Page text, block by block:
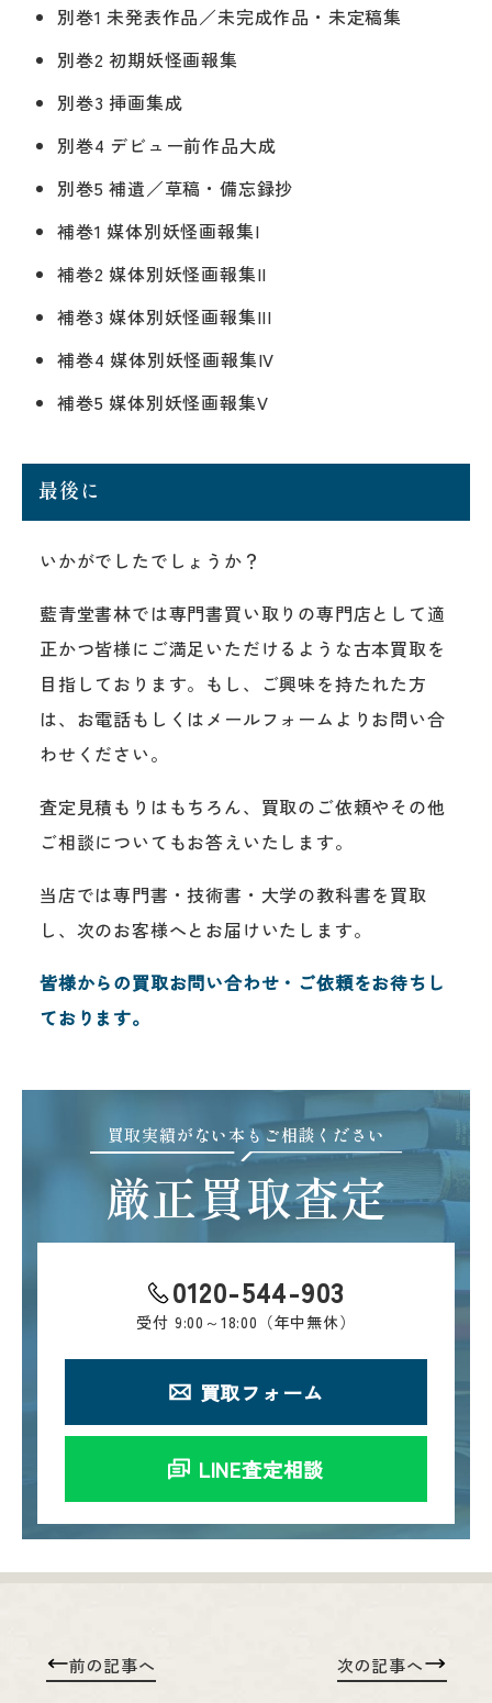
別巻1 未発表作品／未完成作品・未定稿集
別巻2 初期妖怪画報集
別巻3 挿画集成
別巻4 デビュー前作品大成
別巻5 補遺／草稿・備忘録抄
補巻1 媒体別妖怪画報集I
補巻2 媒体別妖怪画報集II
補巻3 媒体別妖怪画報集III
補巻4 媒体別妖怪画報集IV
補巻5 媒体別妖怪画報集V
最後に
いかがでしたでしょうか？
藍青堂書林では専門書買い取りの専門店として適
正かつ皆様にご満足いただけるような古本買取を
目指しております。もし、ご興味を持たれた方
は、お電話もしくはメールフォームよりお問い合
わせください。
査定見積もりはもちろん、買取のご依頼やその他
ご相談についてもお答えいたします。
当店では専門書・技術書・大学の教科書を買取
し、次のお客様へとお届けいたします。
皆様からの買取お問い合わせ・ご依頼をお待ちし
ております。
買取実績がない本もご相談ください
厳正買取査定
0120-544-903
受付 9:00～18:00（年中無休）
買取フォーム
LINE査定相談
前の記事へ 次の記事へ